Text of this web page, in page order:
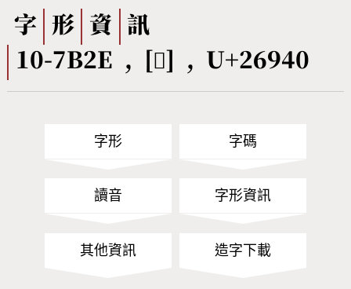
筆順序查詢
CNS查詢 Unicode查詢
字形下載
熱門查詢統計
字 形 資
訊
10-7B2E , [𦥀] , U+26940
字形 字碼
讀音 字形資訊
其他資訊 造字下載